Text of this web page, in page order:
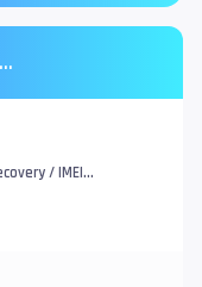
/ IMEI
Sorunlar